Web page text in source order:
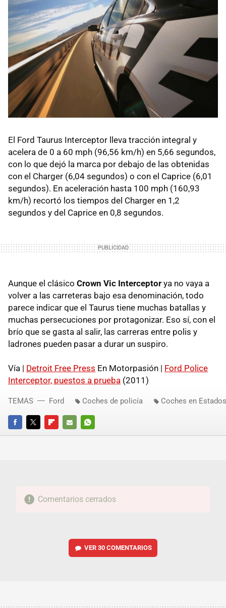
El Ford Taurus Interceptor lleva tracción integral y
acelera de 0 a 60 mph (96,56 km/h) en 5,66 segundos,
con lo que dejó la marca por debajo de las obtenidas
con el Charger (6,04 segundos) o con el Caprice (6,01
segundos). En aceleración hasta 100 mph (160,93
km/h) recortó los tiempos del Charger en 1,2
segundos y del Caprice en 0,8 segundos.
Aunque el clásico Crown Vic Interceptor ya no vaya a
volver a las carreteras bajo esa denominación, todo
parece indicar que el Taurus tiene muchas batallas y
muchas persecuciones por protagonizar. Eso sí, con el
brío que se gasta al salir, las carreras entre polis y
ladrones pueden pasar a durar un suspiro.
Vía | Detroit Free Press En Motorpasión | Ford Police
Interceptor, puestos a prueba (2011)
FACEBOOKTWITTERFLIPBOARD
E-
WHATSAPP
TEMAS Ford Coches de policía Coches en
Comentarios cerrados
VER 30 COMENTARIOS